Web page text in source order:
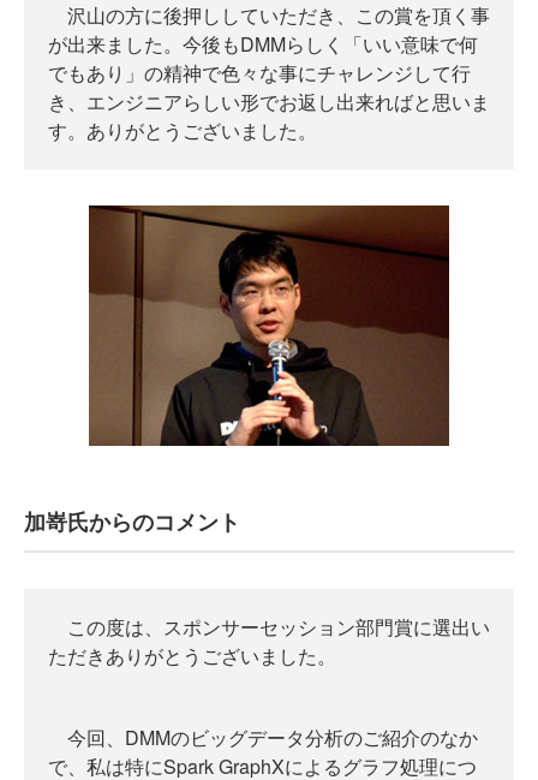
沢山の方に後押ししていただき、この賞を頂く事
が出来ました。今後もDMMらしく「いい意味で何
でもあり」の精神で色々な事にチャレンジして行
き、エンジニアらしい形でお返し出来ればと思いま
す。ありがとうございました。
加嵜氏からのコメント
この度は、スポンサーセッション部門賞に選出い
ただきありがとうございました。
今回、DMMのビッグデータ分析のご紹介のなか
で、私は特にSpark GraphXによるグラフ処理につ